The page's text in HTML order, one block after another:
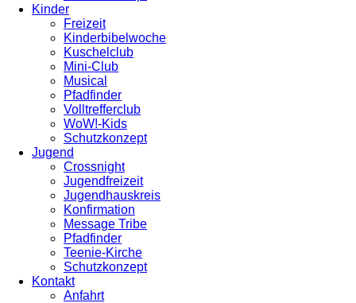
Kinder
Freizeit
Kinderbibelwoche
Kuschelclub
Mini-Club
Musical
Pfadfinder
Volltrefferclub
WoW!-Kids
Schutzkonzept
Jugend
Crossnight
Jugendfreizeit
Jugendhauskreis
Konfirmation
Message Tribe
Pfadfinder
Teenie-Kirche
Schutzkonzept
Kontakt
Anfahrt